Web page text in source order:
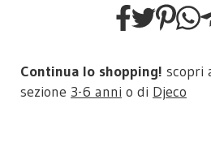
Continua lo shopping! scopri
sezione 3-6 anni o di Djeco